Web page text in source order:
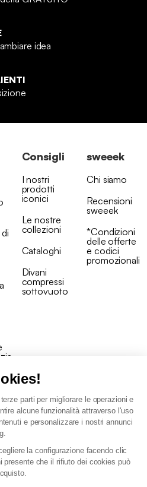
parti per migliorare le operazioni e
alcune funzionalità attraverso l'uso
e personalizzare i nostri annunci
la configurazione facendo clic
presente che il rifiuto dei cookies può
idea
Consigli
I nostri
prodotti
iconici
Le nostre
collezioni
Cataloghi
Divani
compressi
sottovuoto
sweeek
Chi siamo
Recensioni
sweeek
*Condizioni
delle offerte
e codici
promozionali
vendita
personali e dei cookie
per clienti professionali
di accessibilità